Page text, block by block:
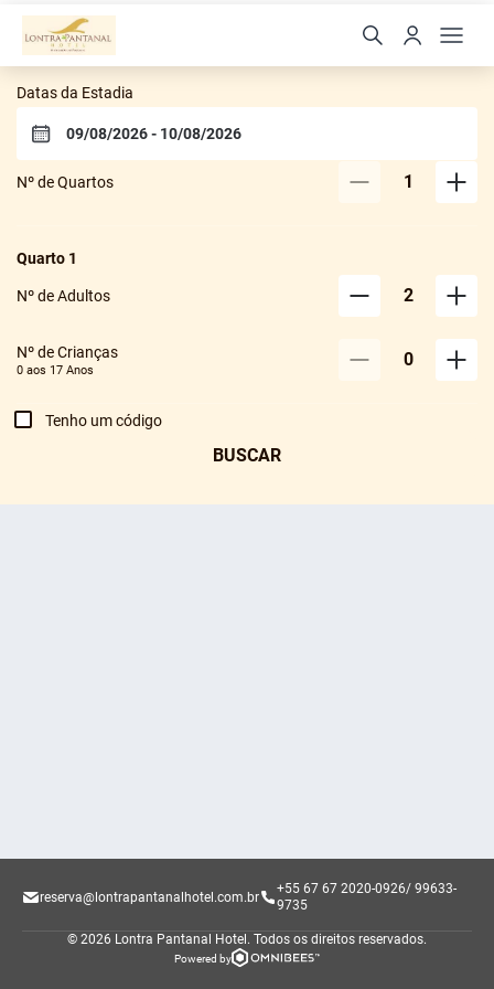
Lontra Pantanal Hotel
Datas da Estadia
Nº de Quartos 1
Quarto 1
Nº de Adultos 2
Nº de Crianças
0 aos 17 Anos 0
Tenho um código
BUSCAR
reserva@lontrapantanalhotel.com.br
+55 67 67 2020-0926/ 99633-
9735
© 2026 Lontra Pantanal Hotel. Todos os direitos reservados.
Powered by